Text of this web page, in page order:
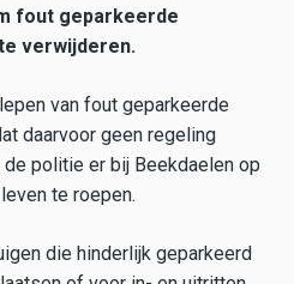
fout geparkeerde
verwijderen.
van fout geparkeerde
daarvoor geen regeling
politie er bij Beekdaelen op
te roepen.
die hinderlijk geparkeerd